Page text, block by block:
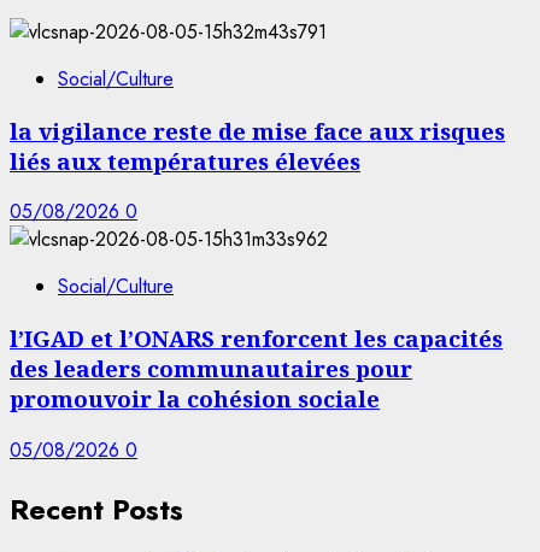
Social/Culture
la vigilance reste de mise face aux risques
liés aux températures élevées
05/08/2026 0
Social/Culture
l’IGAD et l’ONARS renforcent les capacités
des leaders communautaires pour
promouvoir la cohésion sociale
05/08/2026 0
Recent Posts